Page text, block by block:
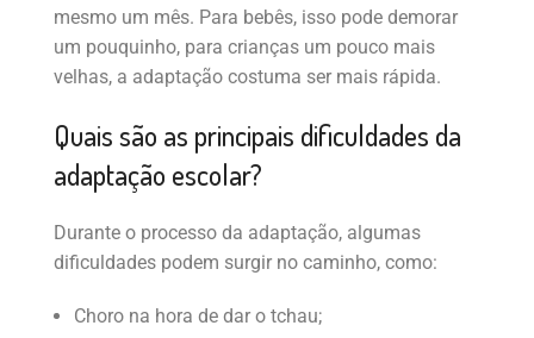
mesmo um mês. Para bebês, isso pode demorar
um pouquinho, para crianças um pouco mais
velhas, a adaptação costuma ser mais rápida.
Quais são as principais dificuldades da
adaptação escolar?
Durante o processo da adaptação, algumas
dificuldades podem surgir no caminho, como:
Choro na hora de dar o tchau;